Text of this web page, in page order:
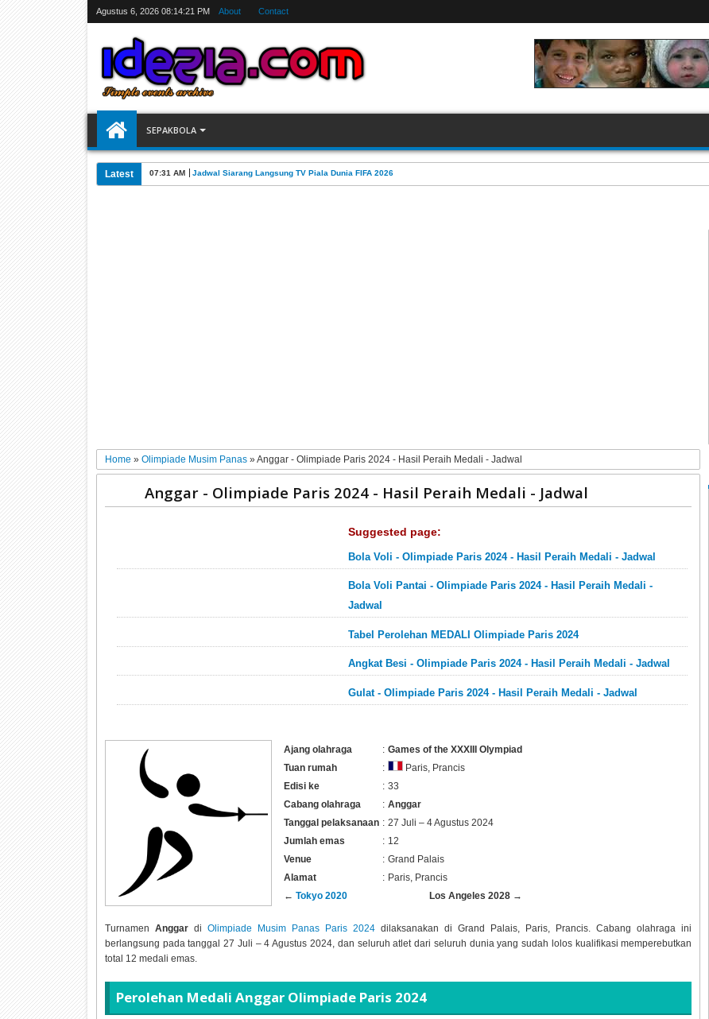
Agustus 6, 2026 08:14:22 PM About Contact
SEPAKBOLA
Latest 07:31 AM Jadwal Siarang Langsung TV Piala Dunia FIFA 2026
Home » Olimpiade Musim Panas »Anggar - Olimpiade Paris 2024 - Hasil Peraih Medali - Jadwal
Anggar - Olimpiade Paris 2024 - Hasil Peraih Medali - Jadwal
Suggested page:
Bola Voli - Olimpiade Paris 2024 - Hasil Peraih Medali - Jadwal
Bola Voli Pantai - Olimpiade Paris 2024 - Hasil Peraih Medali -
Jadwal
Tabel Perolehan MEDALI Olimpiade Paris 2024
Angkat Besi - Olimpiade Paris 2024 - Hasil Peraih Medali - Jadwal
Gulat - Olimpiade Paris 2024 - Hasil Peraih Medali - Jadwal
Ajang olahraga : Games of the XXXIII Olympiad
Tuan rumah
:
Paris, Prancis
Edisi ke
: 33
Cabang olahraga
: Anggar
Tanggal pelaksanaan : 27 Juli – 4 Agustus 2024
Jumlah emas
: 12
Venue
: Grand Palais
Alamat
: Paris, Prancis
← Tokyo 2020 Los Angeles 2028→
Turnamen Anggardi Olimpiade Musim Panas Paris 2024 dilaksanakan diGrand Palais, Paris, Prancis. Cabang olahraga ini
berlangsung pada tanggal27 Juli – 4 Agustus 2024, dan seluruh atlet dari seluruh dunia yang sudah lolos kualifikasi memperebutkan
total 12 medali emas.
Perolehan MedaliAnggar Olimpiade Paris 2024